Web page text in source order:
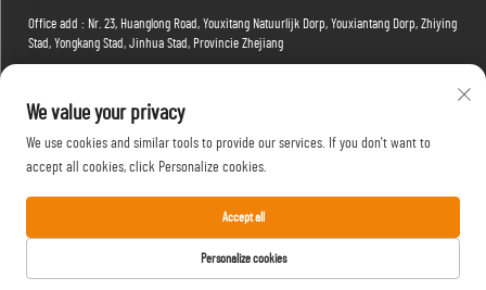
Office add : Nr. 23, Huanglong Road, Youxitang Natuurlijk Dorp, Youxiantang Dorp, Zhiying
Stad, Yongkang Stad, Jinhua Stad, Provincie Zhejiang
E-mail:[email protected]
Copyright © 2025 Yongkang Yufan Leisure Products Manufacture Co., Ltd. Alle rechten
We value your privacy
We use cookies and similar tools to provide our services. If you don't want to
accept all cookies, click Personalize cookies.
Personalize cookies
Accept all